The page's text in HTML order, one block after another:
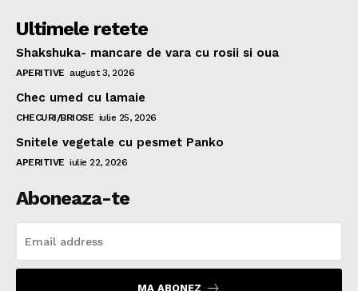
Ultimele retete
Shakshuka- mancare de vara cu rosii si oua
APERITIVE august 3, 2026
Chec umed cu lamaie
CHECURI/BRIOSE iulie 25, 2026
Snitele vegetale cu pesmet Panko
APERITIVE iulie 22, 2026
Aboneaza-te
MA ABONEZ